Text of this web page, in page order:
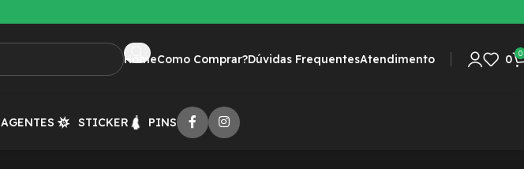
HomeComo Comprar?Dúvidas FrequentesAtendimento 0 0
AGENTES STICKER PINS